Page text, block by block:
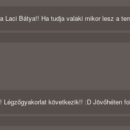
Laci Bátya!! Ha tudja valaki mikor lesz a
Légzőgyakorlat következik!! :D Jövőhéten